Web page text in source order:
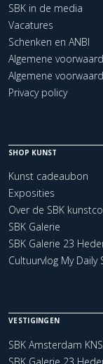
SBK in de media
Vacatures
Schenken en ANBI
Algemene
Algemene
Privacy policy
SHOP KUNST
Kunst cadeaubon
Exposities
Over de SBK
SBK Galerie
SBK Galerie 23
Cultuurvlog My Daily
VESTIGINGEN
SBK Amsterdam